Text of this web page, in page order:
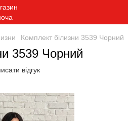
Комплект білизни 3539 Чорний
3539 Чорний
відгук